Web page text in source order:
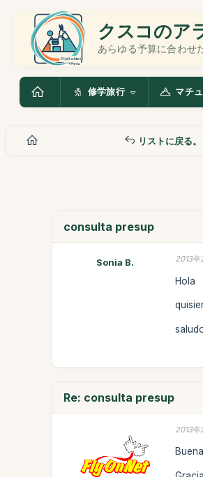
クスコのア
あらゆる予算に合わせ
修学旅行 マチ
リストに戻る。
consulta presup
Sonia B. 2013
Hola
Re: consulta presup
2013